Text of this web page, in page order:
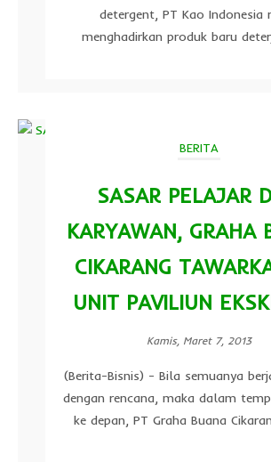
detergent, PT Kao Indonesia
menghadirkan produk baru
BERITA
SASAR PELAJAR
KARYAWAN, GRAHA
CIKARANG
UNIT PAVILIUN
Kamis, Maret 7, 2013
(Berita-Bisnis) - Bila semuanya
dengan rencana, maka dalam
ke depan, PT Graha Buana